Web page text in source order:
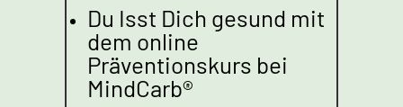
Du Isst Dich gesund mit
dem online
Präventionskurs bei
MindCarb®